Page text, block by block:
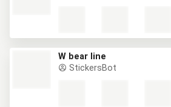
W bear line
StickersBot